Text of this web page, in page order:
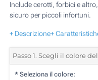
Include cerotti, forbici e
sicuro per piccoli infortuni.
+ Descrizione+
Passo 1. Scegli il colore
* Seleziona il colore: